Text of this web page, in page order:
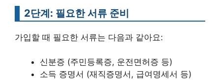
2단계: 필요한 서류 준비
가입할 때 필요한 서류는 다음과 같아요:
신분증 (주민등록증, 운전면허증 등)
소득 증명서 (재직증명서, 급여명세서 등)